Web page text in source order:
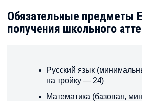
Обязательные предметы
получения школьного
Русский язык
на тройку — 24)
Математика (базовая,